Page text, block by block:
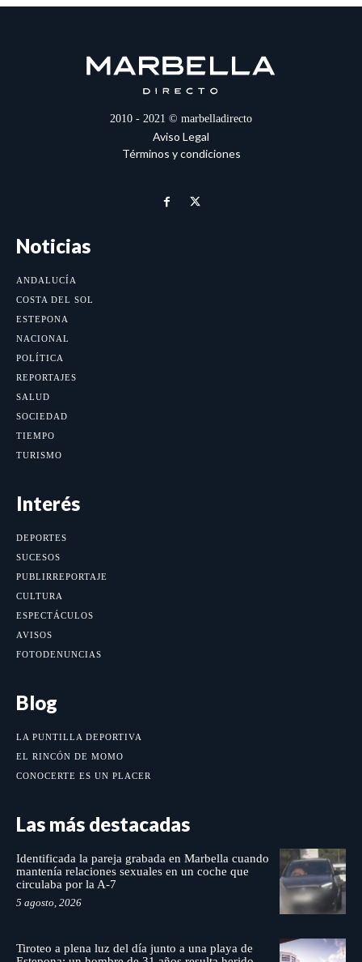
2010 - 2021 © marbelladirecto
Aviso Legal
Términos y condiciones
Noticias
ANDALUCÍA
COSTA DEL SOL
ESTEPONA
NACIONAL
POLÍTICA
REPORTAJES
SALUD
SOCIEDAD
TIEMPO
TURISMO
Interés
DEPORTES
SUCESOS
PUBLIRREPORTAJE
CULTURA
ESPECTÁCULOS
AVISOS
FOTODENUNCIAS
Blog
LA PUNTILLA DEPORTIVA
EL RINCÓN DE MOMO
CONOCERTE ES UN PLACER
Las más destacadas
Identificada la pareja grabada en Marbella cuando
mantenía relaciones sexuales en un coche que
circulaba por la A-7
5 agosto, 2026
Tiroteo a plena luz del día junto a una playa de